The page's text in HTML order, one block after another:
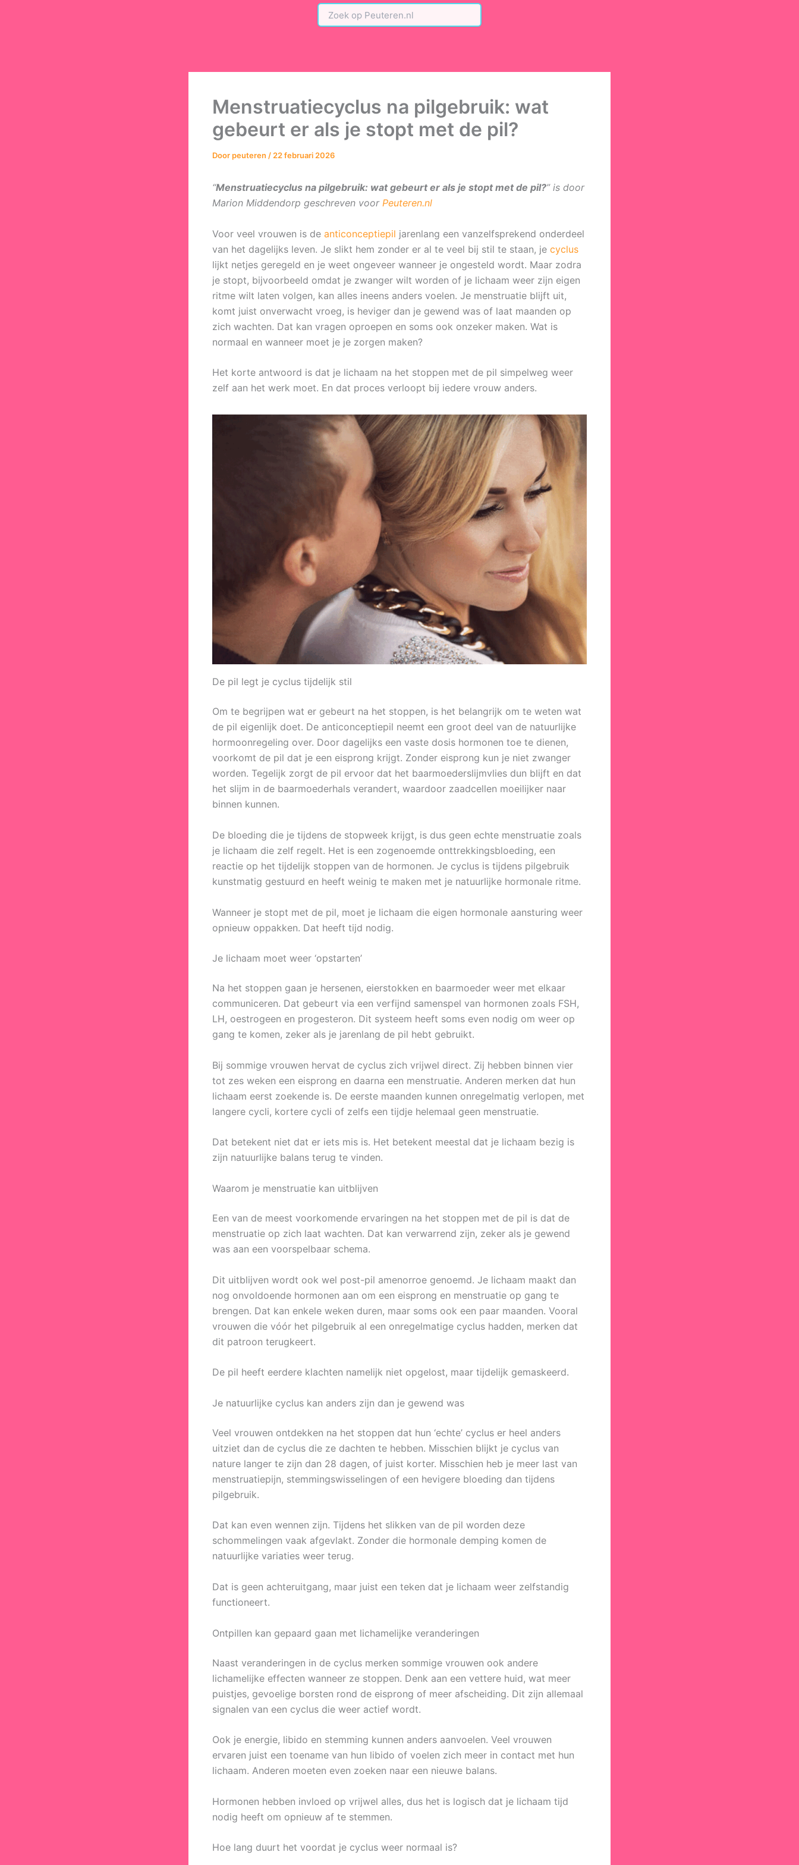
Menstruatiecyclus na pilgebruik: wat
gebeurt er als je stopt met de pil?
Doorpeuteren / 22 februari 2026
“Menstruatiecyclus na pilgebruik: wat gebeurt er als je stopt met de pil?” is door
Marion Middendorp geschreven voor Peuteren.nl
Voor veel vrouwen is de anticonceptiepil jarenlang een vanzelfsprekend onderdeel
van het dagelijks leven. Je slikt hem zonder er al te veel bij stil te staan, je cyclus
lijkt netjes geregeld en je weet ongeveer wanneer je ongesteld wordt. Maar zodra
je stopt, bijvoorbeeld omdat je zwanger wilt worden of je lichaam weer zijn eigen
ritme wilt laten volgen, kan alles ineens anders voelen. Je menstruatie blijft uit,
komt juist onverwacht vroeg, is heviger dan je gewend was of laat maanden op
zich wachten. Dat kan vragen oproepen en soms ook onzeker maken. Wat is
normaal en wanneer moet je je zorgen maken?
Het korte antwoord is dat je lichaam na het stoppen met de pil simpelweg weer
zelf aan het werk moet. En dat proces verloopt bij iedere vrouw anders.
De pil legt je cyclus tijdelijk stil
Om te begrijpen wat er gebeurt na het stoppen, is het belangrijk om te weten wat
de pil eigenlijk doet. De anticonceptiepil neemt een groot deel van de natuurlijke
hormoonregeling over. Door dagelijks een vaste dosis hormonen toe te dienen,
voorkomt de pil dat je een eisprong krijgt. Zonder eisprong kun je niet zwanger
worden. Tegelijk zorgt de pil ervoor dat het baarmoederslijmvlies dun blijft en dat
het slijm in de baarmoederhals verandert, waardoor zaadcellen moeilijker naar
binnen kunnen.
De bloeding die je tijdens de stopweek krijgt, is dus geen echte menstruatie zoals
je lichaam die zelf regelt. Het is een zogenoemde onttrekkingsbloeding, een
reactie op het tijdelijk stoppen van de hormonen. Je cyclus is tijdens pilgebruik
kunstmatig gestuurd en heeft weinig te maken met je natuurlijke hormonale ritme.
Wanneer je stopt met de pil, moet je lichaam die eigen hormonale aansturing weer
opnieuw oppakken. Dat heeft tijd nodig.
Je lichaam moet weer ‘opstarten’
Na het stoppen gaan je hersenen, eierstokken en baarmoeder weer met elkaar
communiceren. Dat gebeurt via een verfijnd samenspel van hormonen zoals FSH,
LH, oestrogeen en progesteron. Dit systeem heeft soms even nodig om weer op
gang te komen, zeker als je jarenlang de pil hebt gebruikt.
Bij sommige vrouwen hervat de cyclus zich vrijwel direct. Zij hebben binnen vier
tot zes weken een eisprong en daarna een menstruatie. Anderen merken dat hun
lichaam eerst zoekende is. De eerste maanden kunnen onregelmatig verlopen, met
langere cycli, kortere cycli of zelfs een tijdje helemaal geen menstruatie.
Dat betekent niet dat er iets mis is. Het betekent meestal dat je lichaam bezig is
zijn natuurlijke balans terug te vinden.
Waarom je menstruatie kan uitblijven
Een van de meest voorkomende ervaringen na het stoppen met de pil is dat de
menstruatie op zich laat wachten. Dat kan verwarrend zijn, zeker als je gewend
was aan een voorspelbaar schema.
Dit uitblijven wordt ook wel post-pil amenorroe genoemd. Je lichaam maakt dan
nog onvoldoende hormonen aan om een eisprong en menstruatie op gang te
brengen. Dat kan enkele weken duren, maar soms ook een paar maanden. Vooral
vrouwen die vóór het pilgebruik al een onregelmatige cyclus hadden, merken dat
dit patroon terugkeert.
De pil heeft eerdere klachten namelijk niet opgelost, maar tijdelijk gemaskeerd.
Je natuurlijke cyclus kan anders zijn dan je gewend was
Veel vrouwen ontdekken na het stoppen dat hun ‘echte’ cyclus er heel anders
uitziet dan de cyclus die ze dachten te hebben. Misschien blijkt je cyclus van
nature langer te zijn dan 28 dagen, of juist korter. Misschien heb je meer last van
menstruatiepijn, stemmingswisselingen of een hevigere bloeding dan tijdens
pilgebruik.
Dat kan even wennen zijn. Tijdens het slikken van de pil worden deze
schommelingen vaak afgevlakt. Zonder die hormonale demping komen de
natuurlijke variaties weer terug.
Dat is geen achteruitgang, maar juist een teken dat je lichaam weer zelfstandig
functioneert.
Ontpillen kan gepaard gaan met lichamelijke veranderingen
Naast veranderingen in de cyclus merken sommige vrouwen ook andere
lichamelijke effecten wanneer ze stoppen. Denk aan een vettere huid, wat meer
puistjes, gevoelige borsten rond de eisprong of meer afscheiding. Dit zijn allemaal
signalen van een cyclus die weer actief wordt.
Ook je energie, libido en stemming kunnen anders aanvoelen. Veel vrouwen
ervaren juist een toename van hun libido of voelen zich meer in contact met hun
lichaam. Anderen moeten even zoeken naar een nieuwe balans.
Hormonen hebben invloed op vrijwel alles, dus het is logisch dat je lichaam tijd
nodig heeft om opnieuw af te stemmen.
Hoe lang duurt het voordat je cyclus weer normaal is?